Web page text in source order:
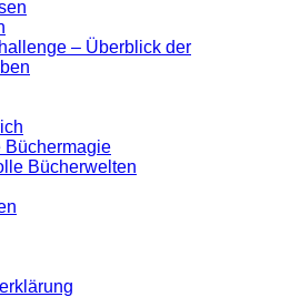
– Überblick der
Büchermagie
Bücherwelten